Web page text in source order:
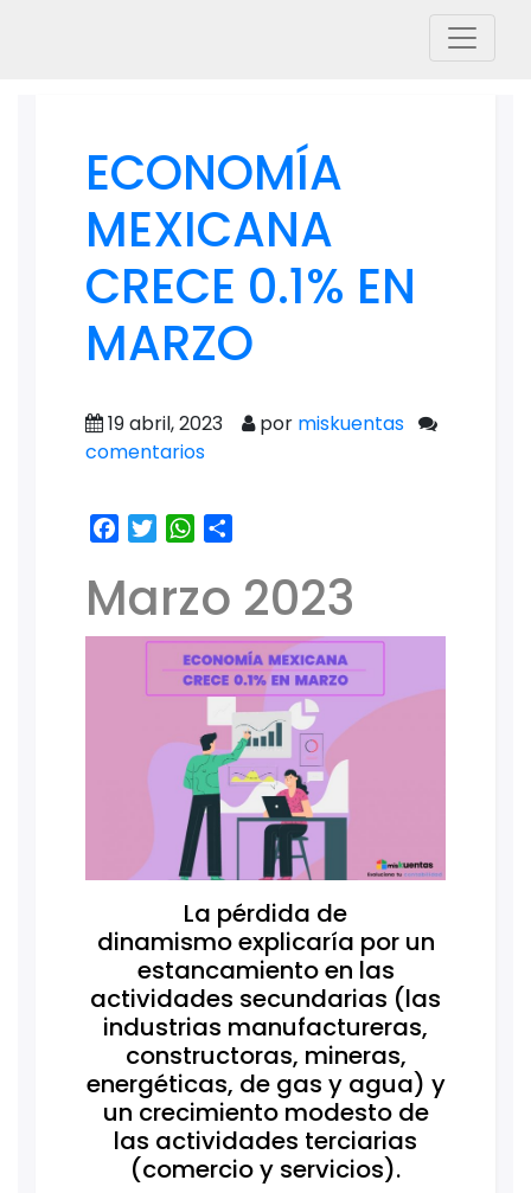
ECONOMÍA
MEXICANA
CRECE 0.1% EN
MARZO
19 abril, 2023 por miskuentas
comentarios
Facebook
TwitterWhatsApp
Marzo 2023
La pérdida de
dinamismo explicaría por un
estancamiento en las
actividades secundarias (las
industrias manufactureras,
constructoras, mineras,
energéticas, de gas y agua) y
un crecimiento modesto de
las actividades terciarias
(comercio y servicios).